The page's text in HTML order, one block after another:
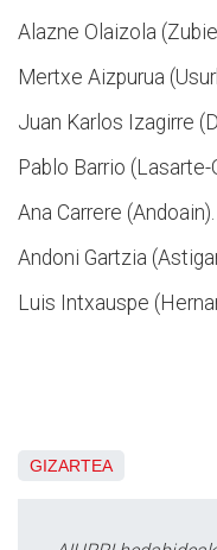
Alazne Olaizola
Mertxe Aizpurua
Juan Karlos Izagirre
Pablo Barrio (Lasarte-
Ana Carrere (Andoain).
Andoni Gartzia
Luis Intxauspe
GIZARTEA